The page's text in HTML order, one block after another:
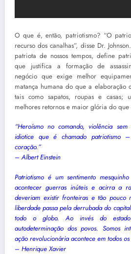
O que é, então, patriotismo? “O
recurso dos canalhas”, disse Dr. Johnson.
patriota de nossos tempos, define
que justifica a formação de
negócio que exige melhor
matança humana do que a elaboração
tais como sapatos, roupas e casas;
melhores retornos e maior glória do
“Heroísmo no comando, violência
idiotice que é chamado patriotismo
coração.”
– Albert Einstein
Patriotismo é um sentimento
acontecer guerras inúteis e acirra a
deveriam existir fronteiras e tão pouco
liberdade passa pela derrubada do
todo o globo. Ao invés do estado
autodeterminação dos povos. Somos
ação revolucionária acontece em todos
– Henrique Xavier